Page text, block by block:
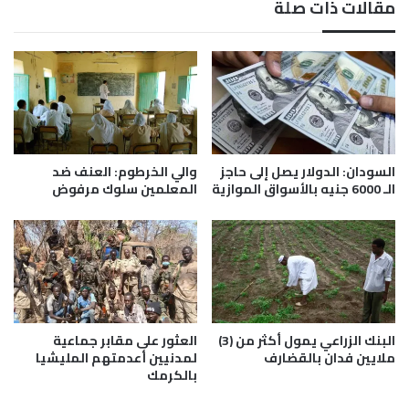
ي
ا
ت
ح
د
ي
ث
ة
ف
ي
ط
و
ي
ر
ا
ل
ث
ر
ا
د
.
.
ل
م
ل
ي
ت
و
ج
ه
ب
ض
ب
ط
مقالات ذات صلة
السودان: الدولار يصل إلى حاجز
الـ 6000 جنيه بالأسواق الموازية
والي الخرطوم: العنف ضد
المعلمين سلوك مرفوض
البنك الزراعي يمول أكثر من (3)
ملايين فدان بالقضارف
العثور على مقابر جماعية
لمدنيين أعدمتهم المليشيا
بالكرمك